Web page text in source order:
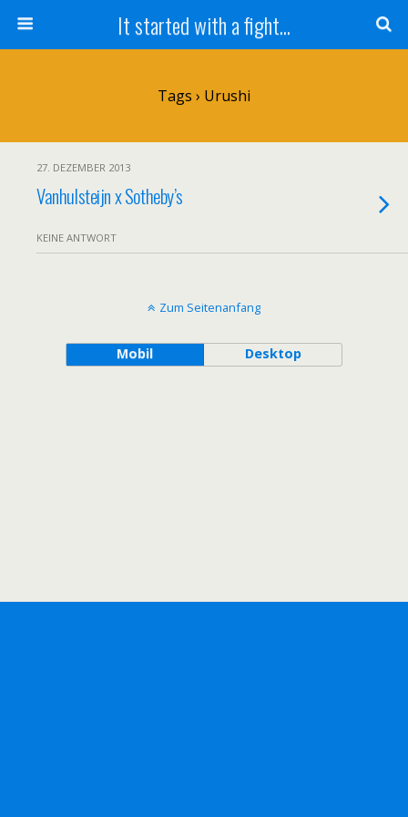
It started with a fight...
Tags › Urushi
27. DEZEMBER 2013
Vanhulsteijn x Sotheby’s
KEINE ANTWORT
Zum Seitenanfang
Mobil Desktop